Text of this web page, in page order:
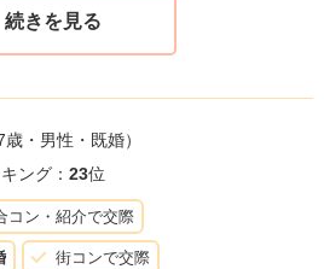
大人の恋愛でも十分に「きゅん
てきます。
ますよ！
歳・男性・既婚）
ング： 23位
コン・紹介で交際
街コンで交際